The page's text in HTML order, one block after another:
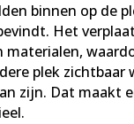
binnen op de
Het
materialen,
plek zichtbaar
zijn. Dat maakt